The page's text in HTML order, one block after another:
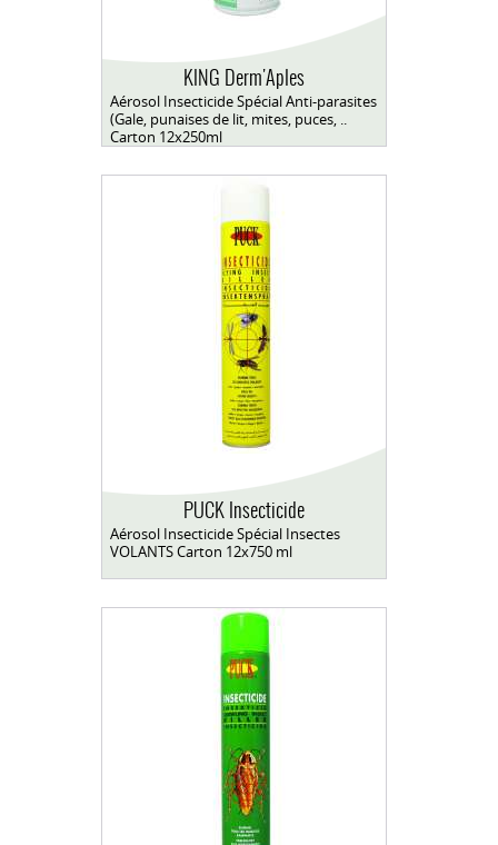
KING Derm'Aples
Aérosol Insecticide Spécial Anti-parasites
(Gale, punaises de lit, mites, puces, ..
Carton 12x250ml
PUCK Insecticide
Aérosol Insecticide Spécial Insectes
VOLANTS Carton 12x750 ml